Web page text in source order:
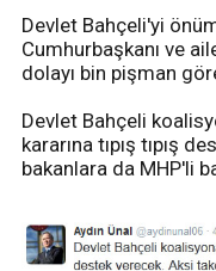
Devlet Bahçeli'yi
Cumhurbaşkanı ve
dolayı bin pişman
Devlet Bahçeli
kararına tıpış tıpış
bakanlara da MHP'li